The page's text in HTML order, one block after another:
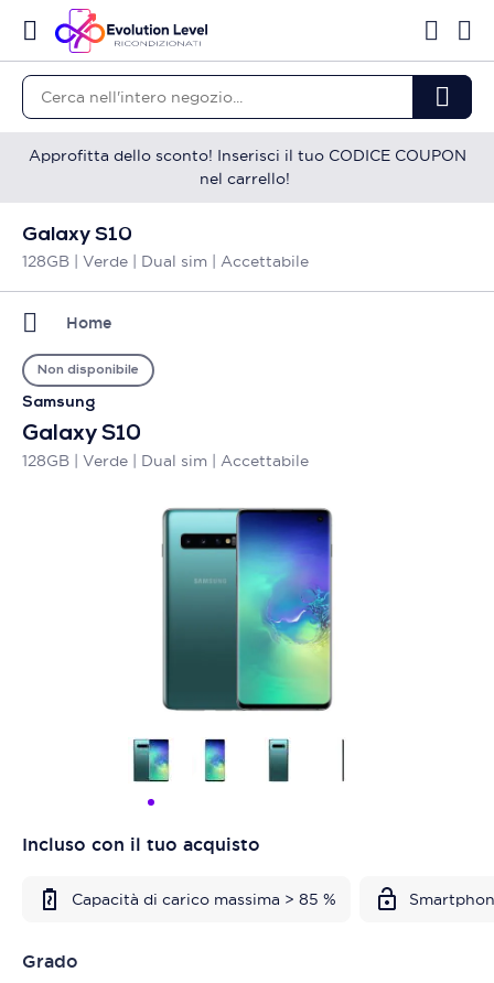
Approfitta dello sconto! Inserisci il tuo CODICE COUPON
nel carrello!
Galaxy S10
128GB | Verde | Dual sim | Accettabile
Home
Samsung
Galaxy S10
128GB | Verde | Dual sim | Accettabile
Non disponibile
Incluso con il tuo acquisto
Capacità di carico massima > 85 %
Grado